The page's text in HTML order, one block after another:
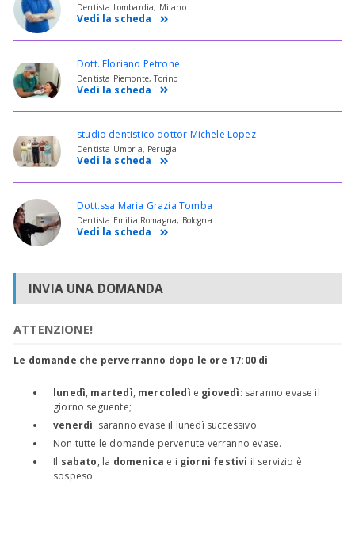
Dentista Lombardia, Milano
Vedi la scheda
Dott. Floriano Petrone
Dentista Piemonte, Torino
Vedi la scheda
studio dentistico dottor Michele Lopez
Dentista Umbria, Perugia
Vedi la scheda
Dott.ssa Maria Grazia Tomba
Dentista Emilia Romagna, Bologna
Vedi la scheda
INVIA UNA DOMANDA
ATTENZIONE!
Le domande che perverranno dopo le ore 17:00 di:
lunedì, martedì, mercoledì e giovedì: saranno evase il
giorno seguente;
venerdì: saranno evase il lunedì successivo.
Non tutte le domande pervenute verranno evase.
Il sabato, la domenica e i giorni festivi il servizio è
sospeso